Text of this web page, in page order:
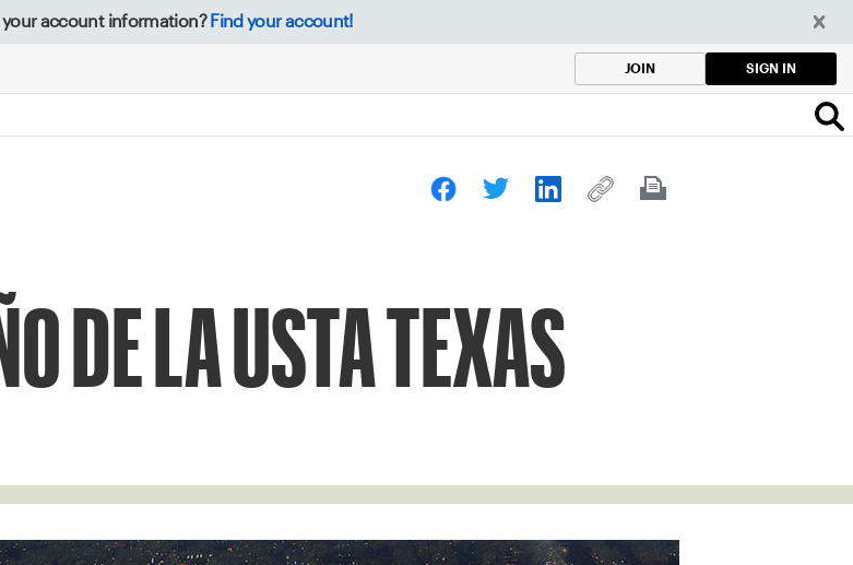
your account information? Find your account!
JOIN SIGN IN
DE LA USTA TEXAS